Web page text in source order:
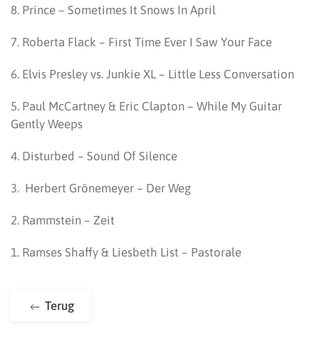
8. Prince – Sometimes It Snows In April
7. Roberta Flack – First Time Ever I Saw Your Face
6. Elvis Presley vs. Junkie XL – Little Less Conversation
5. Paul McCartney & Eric Clapton – While My Guitar
Gently Weeps
4. Disturbed – Sound Of Silence
3. Herbert Grönemeyer – Der Weg
2. Rammstein – Zeit
1. Ramses Shaffy & Liesbeth List – Pastorale
Terug